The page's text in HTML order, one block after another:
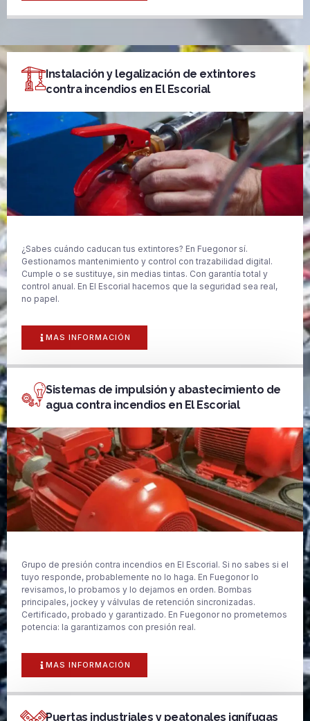
Instalación y legalización de extintores
contra incendios en El Escorial
¿Sabes cuándo caducan tus extintores? En Fuegonor sí.
Gestionamos mantenimiento y control con trazabilidad digital.
Cumple o se sustituye, sin medias tintas. Con garantía total y
control anual. En El Escorial hacemos que la seguridad sea real,
no papel.
MAS INFORMACIÓN
Sistemas de impulsión y abastecimiento de
agua contra incendios en El Escorial
Grupo de presión contra incendios en El Escorial. Si no sabes si el
tuyo responde, probablemente no lo haga. En Fuegonor lo
revisamos, lo probamos y lo dejamos en orden. Bombas
principales, jockey y válvulas de retención sincronizadas.
Certificado, probado y garantizado. En Fuegonor no prometemos
potencia: la garantizamos con presión real.
MAS INFORMACIÓN
Puertas industriales y peatonales ignífugas